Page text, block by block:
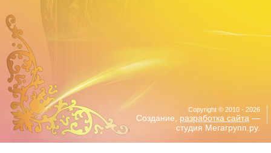
Copyright © 2010 - 2026
Создание, разработка сайта —
студия Мегагрупп.ру.